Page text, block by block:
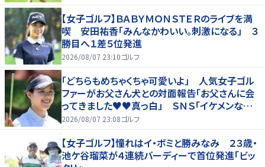
【女子ゴルフ】ＢＡＢＹＭＯＮＳＴＥＲのライブを満
喫 安田祐香「みんなかわいい。刺激になる」 ３
勝目へ１差５位発進
2026/08/07 23:10ゴルフ
「どちらもめちゃくちゃ可愛いよ」 人気女子ゴル
ファーがお父さん犬との対面報告「お父さんに会
ってきました♥♥真っ白」 ＳＮＳ「イケメンなお
父さん」「白戸家入りするんですか？」
2026/08/07 23:08ゴルフ
【女子ゴルフ】憧れはイ・ボミと勝みなみ ２３歳・
池ケ谷瑠菜が４連続バーディーで首位発進「ビッ